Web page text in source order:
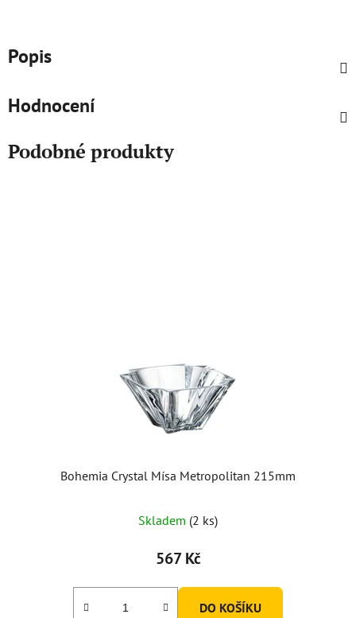
Popis
Hodnocení
Podobné produkty
Bohemia Crystal Mísa Metropolitan 215mm
hodnocení
produktu
5,0
Skladem (2 ks)
567 Kč
DO KOŠÍKU